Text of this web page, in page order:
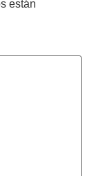
están